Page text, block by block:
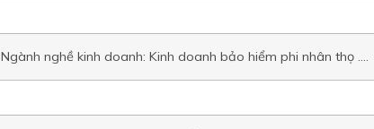
Ngành nghề kinh doanh: Kinh doanh bảo hiểm phi nhân thọ ….